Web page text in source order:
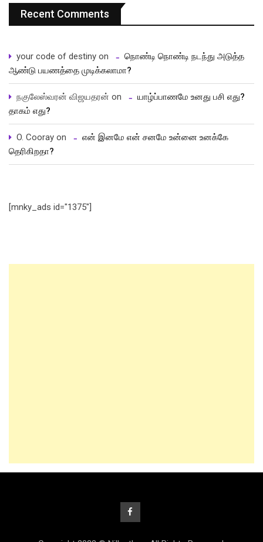
Recent Comments
your code of destiny on
நொண்டி நொண்டி நடந்து அடுத்த
ஆண்டு பயணத்தை முடிக்கலாமா?
நகுலேஸ்வரன் விஜயதரன் on
யாழ்ப்பாணமே உனது பசி எது?
தாகம் எது?
O. Cooray on
என் இனமே என் சனமே உன்னை உனக்கே
தெரிகிறதா?
[mnky_ads id="1375"]